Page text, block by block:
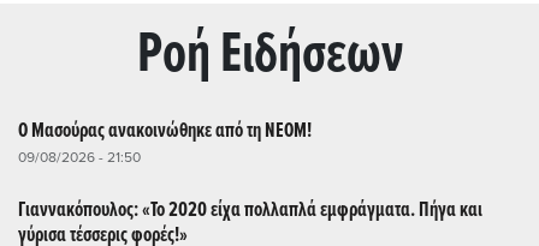
Ρoή Ειδήσεων
O Μασούρας ανακοινώθηκε από τη ΝΕΟΜ!
09/08/2026 - 21:50
Γιαννακόπουλος: «Το 2020 είχα πολλαπλά εμφράγματα. Πήγα και
γύρισα τέσσερις φορές!»